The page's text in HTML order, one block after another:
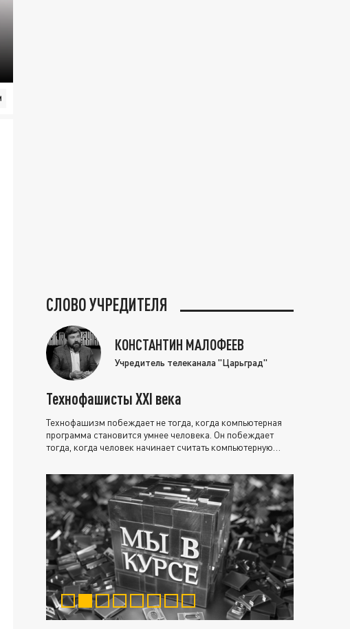
СЛОВО УЧРЕДИТЕЛЯ
КОНСТАНТИН МАЛОФЕЕВ
Учредитель телеканала "Царьград"
Технофашисты XXI века
Технофашизм побеждает не тогда, когда компьютерная
программа становится умнее человека. Он побеждает
тогда, когда человек начинает считать компьютерную